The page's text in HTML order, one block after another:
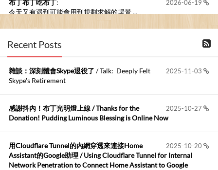
2026-06-19
布丁布丁吃布丁:
今天又有遇到可能會用到規劃求解的場景 ...
2026-06-18
布丁布丁吃布丁
kage好像也可以下載整個網站 感謝分享
Anonymous
2026-05-17
布丁布丁吃布丁:
2026-05-15
Robertmycs:
這篇WinXP公用電腦安裝與優化的步驟超...
Recent Posts
2025-11-03
雜談：深刻體會Skype退役了 / Talk: Deeply Felt
Skype's Retirement
2025-10-27
感謝抖內！布丁光明燈上線 / Thanks for the
Donation! Pudding Luminous Blessing is Online Now
2025-10-20
用Cloudflare Tunnel的內網穿透來連接Home
Assistant的Google助理 / Using Cloudflare Tunnel for Internal
Network Penetration to Connect Home Assistant to Google